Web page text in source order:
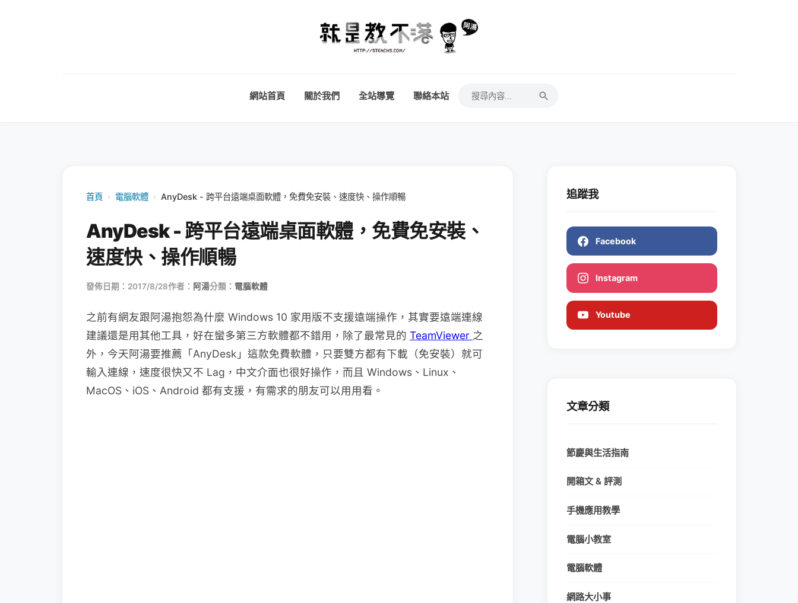
網站首頁 關於我們 全站導覽 聯絡本站
首頁 › 電腦軟體 › AnyDesk - 跨平台遠端桌面軟體，免費免安裝、速度快、操作順暢
AnyDesk - 跨平台遠端桌面軟體，免費免安裝、
速度快、操作順暢
發佈日期：2017/8/28作者： 阿湯分類： 電腦軟體
之前有網友跟阿湯抱怨為什麼 Windows 10 家用版不支援遠端操作，其實要遠端連線
建議還是用其他工具，好在蠻多第三方軟體都不錯用，除了最常見的 TeamViewer 之
外，今天阿湯要推薦「AnyDesk」這款免費軟體，只要雙方都有下載（免安裝）就可
輸入連線，速度很快又不 Lag，中文介面也很好操作，而且 Windows、Linux、
MacOS、iOS、Android 都有支援，有需求的朋友可以用用看。
追蹤我
Facebook
Instagram
Youtube
文章分類
節慶與生活指南
開箱文 & 評測
手機應用教學
電腦小教室
電腦軟體
網路大小事